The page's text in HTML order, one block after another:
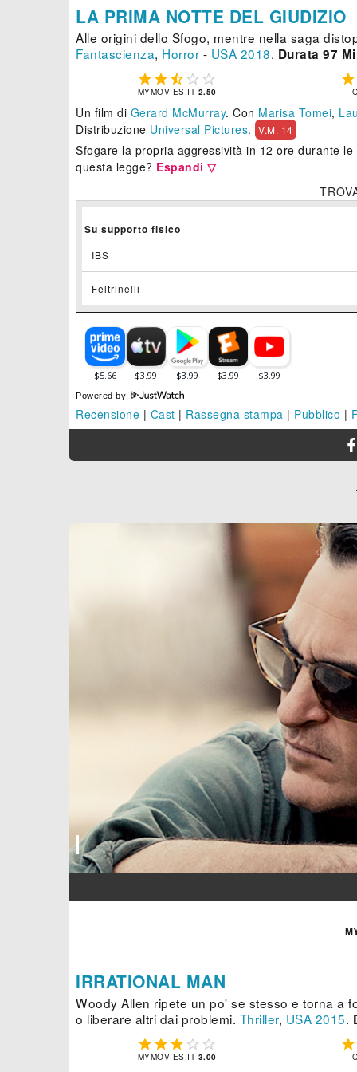
LA PRIMA NOTTE DEL GIUDIZIO
Alle origini dello Sfogo, mentre nella saga
Fantascienza, Horror - USA 2018. Durata 97
    
MYMOVIES.IT 2.50

Un film di Gerard McMurray. Con Marisa Tomei,
Distribuzione Universal Pictures. V.M. 14
Sfogare la propria aggressività in 12 ore durante
questa legge? Espandi ▽
Su supporto fisico
IBS
Feltrinelli
Powered by
Recensione | Cast | Rassegna stampa | Pubblico |
IRRATIONAL MAN
Woody Allen ripete un po' se stesso e torna a
o liberare altri dai problemi. Thriller, USA 2015.
    
MYMOVIES.IT 3.00
